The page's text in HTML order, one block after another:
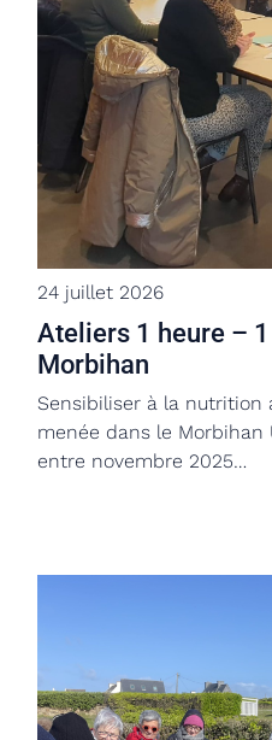
24 juillet 2026
Ateliers 1 heure –
Morbihan
Sensibiliser à la nutrition
menée dans le Morbihan
entre novembre 2025…